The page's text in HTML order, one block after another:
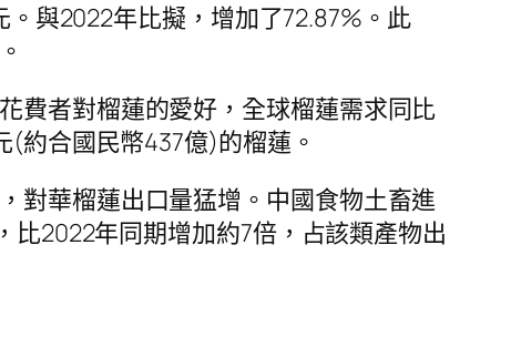
與2022年比擬，增加了72.87%。此
費者對榴蓮的愛好，全球榴蓮需求同比
約合國民幣437億)的榴蓮。
對華榴蓮出口量猛增。中國食物土畜進
比2022年同期增加約7倍，占該類產物出